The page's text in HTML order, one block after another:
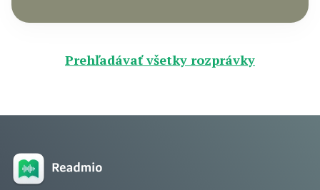
Prehľadávať všetky rozprávky